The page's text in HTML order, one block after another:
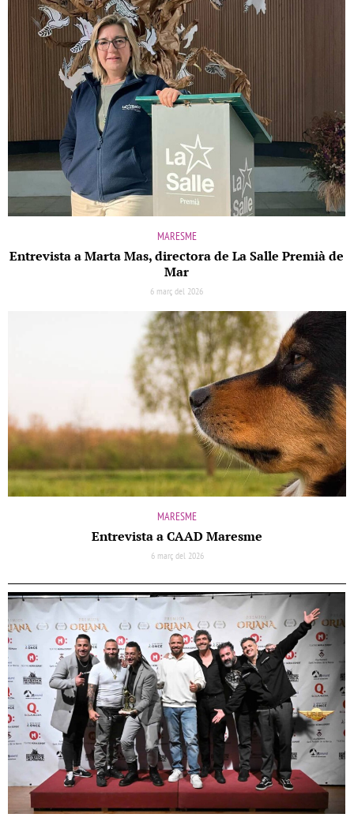
MARESME
Entrevista a Marta Mas, directora de La Salle Premià de
Mar
6 març del 2026
MARESME
Entrevista a CAAD Maresme
6 març del 2026